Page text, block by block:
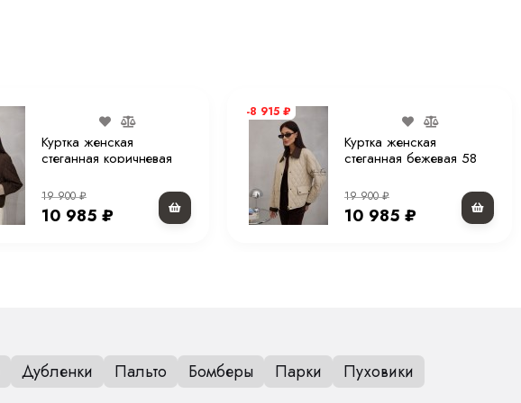
Куртка женская
стеганная коричневая
19 900₽
10 985₽
-8 915 ₽
Куртка женская
стеганная бежевая 58
19 900₽
10 985₽
Дубленки Пальто Бомберы Парки Пуховики